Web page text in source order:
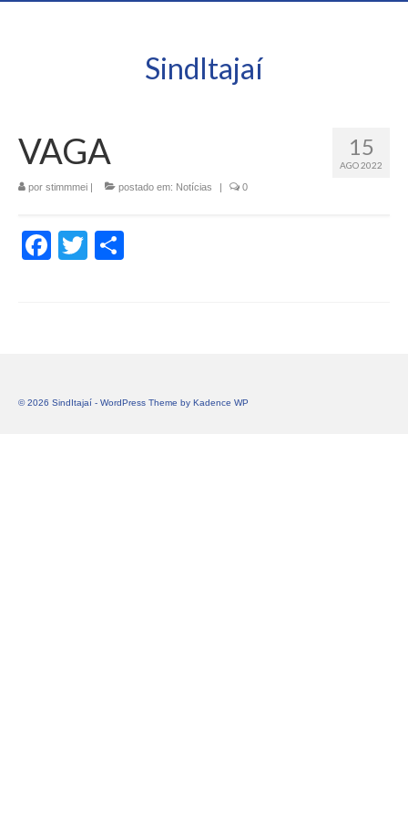
SindItajaí
15
AGO 2022
VAGA
por stimmmei | postado em: Notícias | 0
Facebook
Twitter
© 2026 SindItajaí - WordPress Theme by Kadence WP